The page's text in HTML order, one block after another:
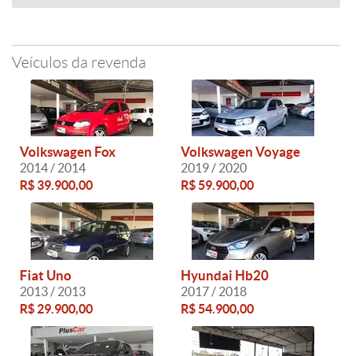
Veículos da revenda
Volkswagen Fox
2014 / 2014
R$ 39.900,00
Volkswagen Voyage
2019 / 2020
R$ 59.900,00
Fiat Uno
2013 / 2013
R$ 29.900,00
Hyundai Hb20
2017 / 2018
R$ 54.900,00